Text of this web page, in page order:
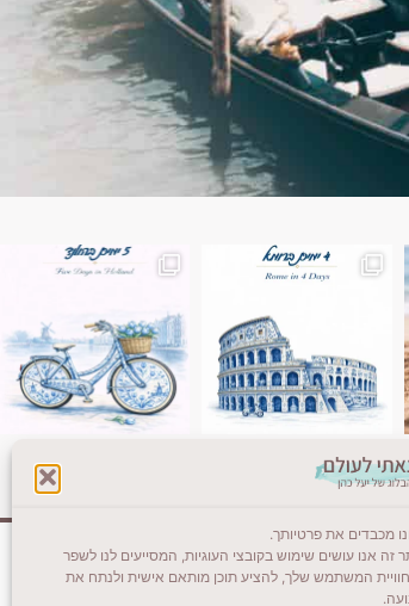
מכבדים את פרטיותך.
זה אנו עושים שימוש בקובצי העוגיות, המסייעים לנו לשפר
המשתמש שלך, להציע תוכן מותאם אישית ולנתח את
Instagram post
קשר (לא בשבת)